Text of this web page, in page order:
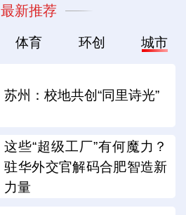
最新推荐
体育 环创 城市
苏州：校地共创“同里诗光”
这些“超级工厂”有何魔力？
驻华外交官解码合肥智造新
力量